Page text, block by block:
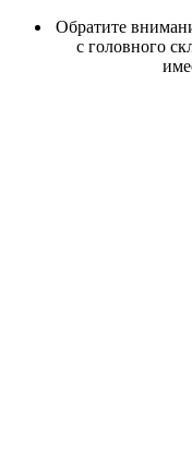
Обратите
с головного